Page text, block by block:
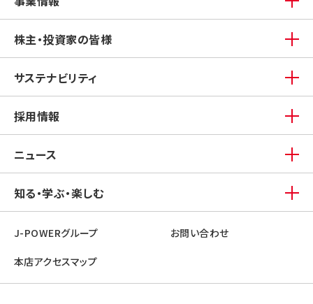
株主・投資家の皆様
サステナビリティ
採用情報
ニュース
知る・学ぶ・楽しむ
J-POWERグループ お問い合わせ
本店アクセスマップ